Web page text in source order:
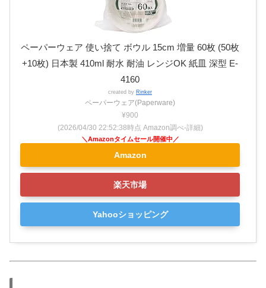
ペーパーウェア 使い捨て ボウル 15cm 増量 60枚 (50枚
+10枚) 日本製 410ml 耐水 耐油 レンジOK 紙皿 深型 E-
4160
created by Rinker
ペーパーウェア(Paperware)
¥900
(2026/04/30 22:52:38時点 Amazon調べ-詳細)
Amazon
楽天市場
Yahooショッピング